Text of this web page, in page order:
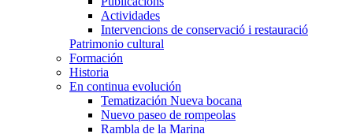
Actividades
Intervencions de conservació i restauració
Patrimonio cultural
Formación
Historia
En continua evolución
Tematización Nueva bocana
Nuevo paseo de rompeolas
Rambla de la Marina